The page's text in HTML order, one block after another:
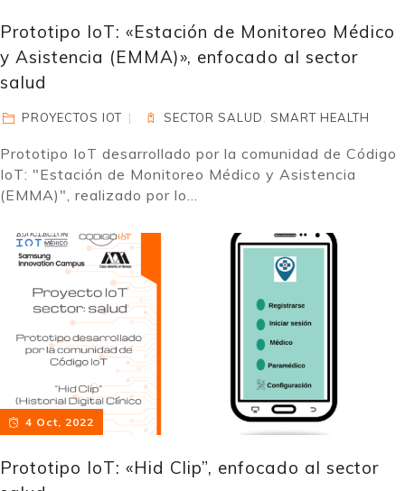
Prototipo IoT: «Estación de Monitoreo Médico
y Asistencia (EMMA)», enfocado al sector
salud
PROYECTOS IOT SECTOR SALUD SMART HEALTH
Prototipo IoT desarrollado por la comunidad de Código
IoT: "Estación de Monitoreo Médico y Asistencia
(EMMA)", realizado por lo...
4 Oct, 2022
Prototipo IoT: «Hid Clip”, enfocado al sector